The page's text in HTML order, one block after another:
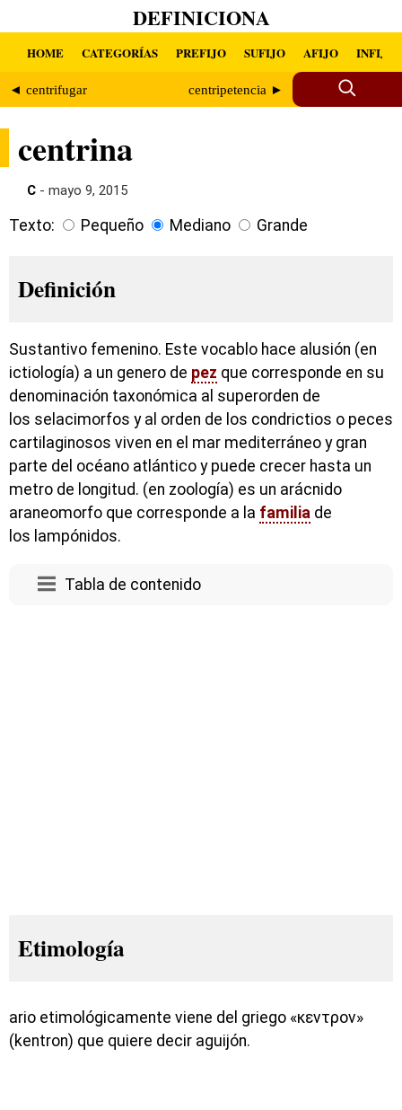
DEFINICIONA
HOME CATEGORÍAS PREFIJO SUFIJO AFIJO INFIJO
◄ centrifugar centripetencia ►
centrina
C - mayo 9, 2015
Texto: Pequeño Mediano Grande
Definición
Sustantivo femenino. Este vocablo hace alusión (en
ictiología) a un genero de pez que corresponde en su
denominación taxonómica al superorden de
los selacimorfos y al orden de los condrictios o peces
cartilaginosos viven en el mar mediterráneo y gran
parte del océano atlántico y puede crecer hasta un
metro de longitud. (en zoología) es un arácnido
araneomorfo que corresponde a la familia de
los lampónidos.
Tabla de contenido
Etimología
ario etimológicamente viene del griego «κεντρον»
(kentron) que quiere decir aguijón.